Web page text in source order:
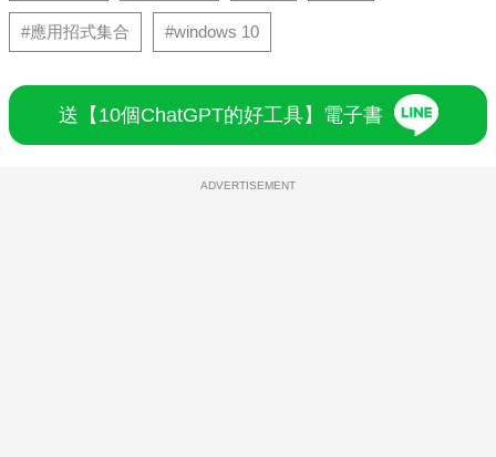
#應用招式集合 #windows 10
送【10個ChatGPT的好工具】電子書
ADVERTISEMENT